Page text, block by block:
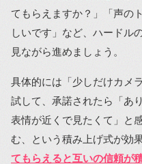
てもらえますか？」「声の
しいです」など、ハードル
見ながら進めましょう。
具体的には「少しだけカメ
試して、承諾されたら「あ
表情が近くで見たくて」と
む、という積み上げ式が効
てもらえると互いの信頼が